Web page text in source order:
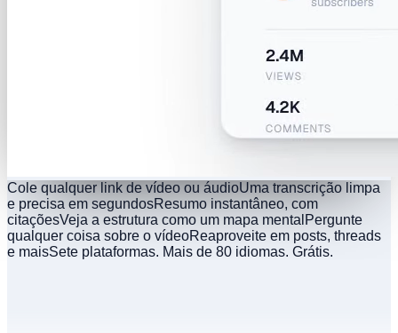
Cole qualquer link de vídeo ou áudioUma transcrição limpa
e precisa em segundosResumo instantâneo, com
citaçõesVeja a estrutura como um mapa mental Pergunte
qualquer coisa sobre o vídeoReaproveite em posts, threads
e maisSete plataformas. Mais de 80 idiomas. Grátis.